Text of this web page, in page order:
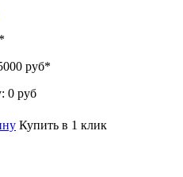
*
руб*
0 руб
Купить в 1 клик